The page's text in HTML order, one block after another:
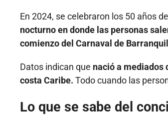
En 2024, se celebraron los 50 años
nocturno en donde las personas
comienzo del Carnaval de
Datos indican que nació a mediados
costa Caribe. Todo cuando las
Lo que se sabe del